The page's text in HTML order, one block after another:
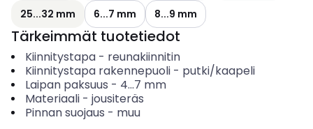
25...32 mm
6...7 mm 8...9 mm
Tärkeimmät tuotetiedot
Kiinnitystapa- reunakiinnitin
Kiinnitystapa rakennepuoli- putki/kaapeli
Laipan paksuus - 4...7 mm
Materiaali- jousiteräs
Pinnan suojaus - muu